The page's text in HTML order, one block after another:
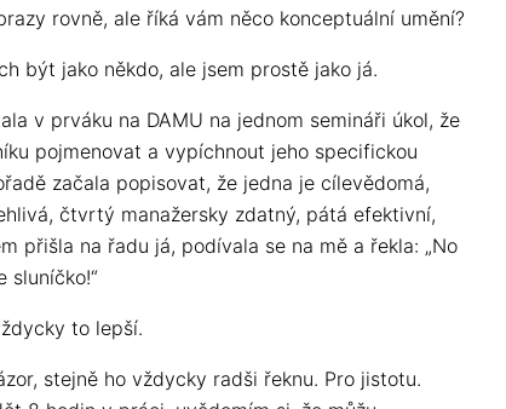
rovně, ale říká vám něco konceptuální umění?
být jako někdo, ale jsem prostě jako já.
v prváku na DAMU na jednom semináři úkol, že
pojmenovat a vypíchnout jeho specifickou
začala popisovat, že jedna je cílevědomá,
čtvrtý manažersky zdatný, pátá efektivní,
přišla na řadu já, podívala se na mě a řekla: „No
sluníčko!“
to lepší.
stejně ho vždycky radši řeknu. Pro jistotu.